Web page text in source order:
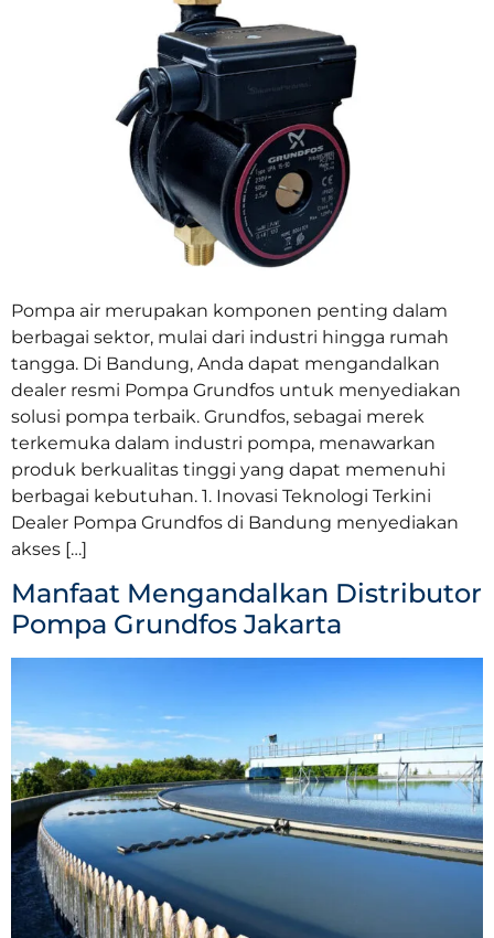
Pompa air merupakan komponen penting dalam
berbagai sektor, mulai dari industri hingga rumah
tangga. Di Bandung, Anda dapat mengandalkan
dealer resmi Pompa Grundfos untuk menyediakan
solusi pompa terbaik. Grundfos, sebagai merek
terkemuka dalam industri pompa, menawarkan
produk berkualitas tinggi yang dapat memenuhi
berbagai kebutuhan. 1. Inovasi Teknologi Terkini
Dealer Pompa Grundfos di Bandung menyediakan
akses […]
Manfaat Mengandalkan Distributor
Pompa Grundfos Jakarta